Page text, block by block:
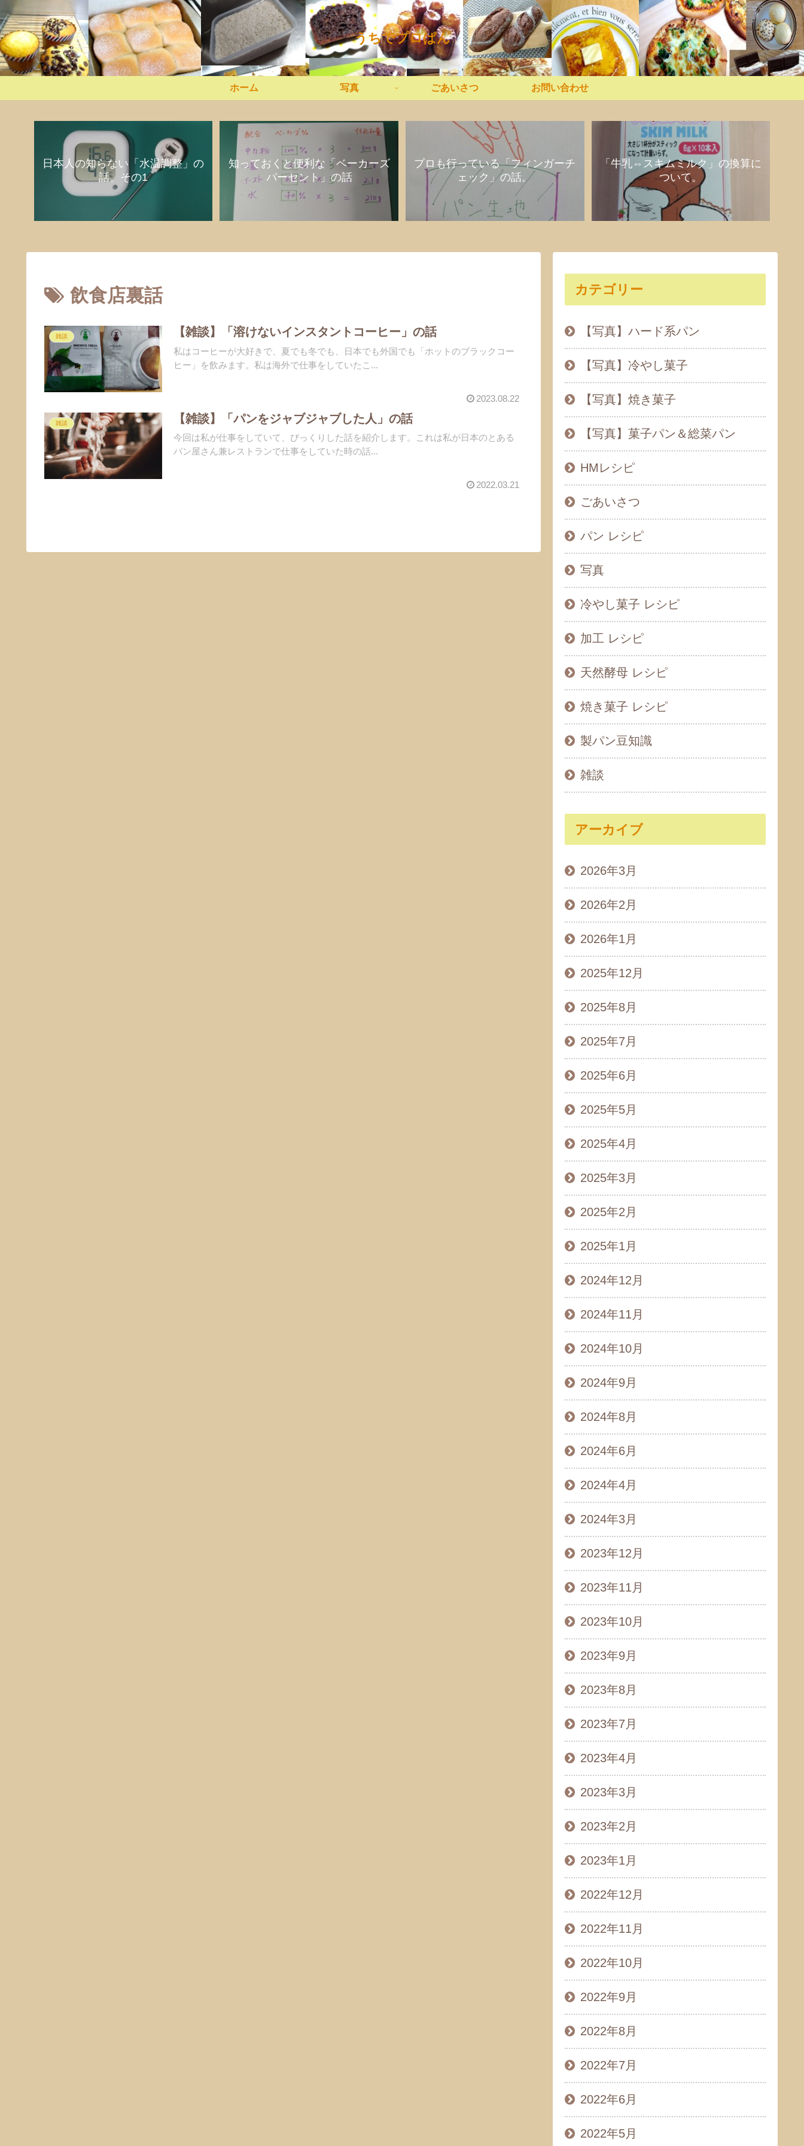
うちでプロぱん
ホーム 写真 ごあいさつ お問い合わせ
日本人の知らない「水温調整」の
話。その1
知っておくと便利な「ベーカーズ
パーセント」の話
プロも行っている「フィンガーチ
ェック」の話。
「牛乳⇔スキムミルク」の換算に
ついて。
飲食店裏話
雑談 【雑談】「溶けないインスタントコーヒー」の話
私はコーヒーが大好きで、夏でも冬でも、日本でも外国でも「ホットのブラックコー
ヒー」を飲みます。私は海外で仕事をしていたこ...
2023.08.22
雑談 【雑談】「パンをジャブジャブした人」の話
今回は私が仕事をしていて、びっくりした話を紹介します。これは私が日本のとある
パン屋さん兼レストランで仕事をしていた時の話...
2022.03.21
カテゴリー
【写真】ハード系パン
【写真】冷やし菓子
【写真】焼き菓子
【写真】菓子パン＆総菜パン
HMレシピ
ごあいさつ
パン レシピ
写真
冷やし菓子 レシピ
加工 レシピ
天然酵母 レシピ
焼き菓子 レシピ
製パン豆知識
雑談
アーカイブ
2026年3月
2026年2月
2026年1月
2025年12月
2025年8月
2025年7月
2025年6月
2025年5月
2025年4月
2025年3月
2025年2月
2025年1月
2024年12月
2024年11月
2024年10月
2024年9月
2024年8月
2024年6月
2024年4月
2024年3月
2023年12月
2023年11月
2023年10月
2023年9月
2023年8月
2023年7月
2023年4月
2023年3月
2023年2月
2023年1月
2022年12月
2022年11月
2022年10月
2022年9月
2022年8月
2022年7月
2022年6月
2022年5月